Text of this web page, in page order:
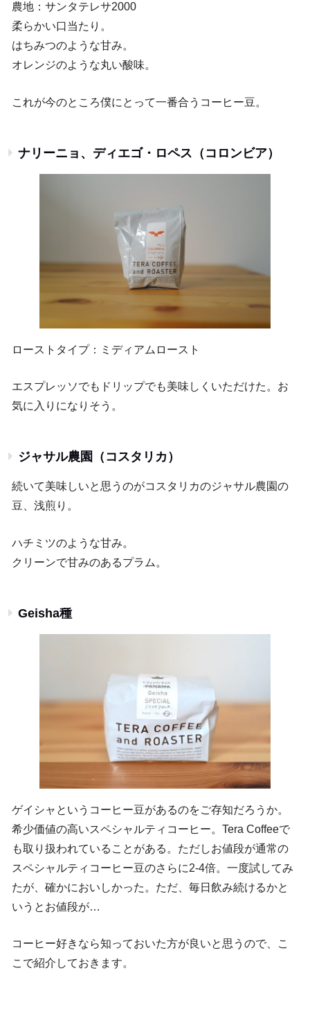
農地：サンタテレサ2000
柔らかい口当たり。
はちみつのような甘み。
オレンジのような丸い酸味。
これが今のところ僕にとって一番合うコーヒー豆。
ナリーニョ、ディエゴ・ロペス（コロンビア）
ローストタイプ：ミディアムロースト
エスプレッソでもドリップでも美味しくいただけた。お
気に入りになりそう。
ジャサル農園（コスタリカ）
続いて美味しいと思うのがコスタリカのジャサル農園の
豆、浅煎り。
ハチミツのような甘み。
クリーンで甘みのあるプラム。
Geisha種
ゲイシャというコーヒー豆があるのをご存知だろうか。
希少価値の高いスペシャルティコーヒー。Tera Coffeeで
も取り扱われていることがある。ただしお値段が通常の
スペシャルティコーヒー豆のさらに2-4倍。一度試してみ
たが、確かにおいしかった。ただ、毎日飲み続けるかと
いうとお値段が…
コーヒー好きなら知っておいた方が良いと思うので、こ
こで紹介しておきます。